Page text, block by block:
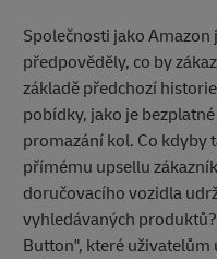
Společnosti jako
předpověděly, co by
základě předchozí
pobídky, jako je
promazání kol. Co kdyby
přímému upsellu
doručovacího vozidla
vyhledávaných
Button", které